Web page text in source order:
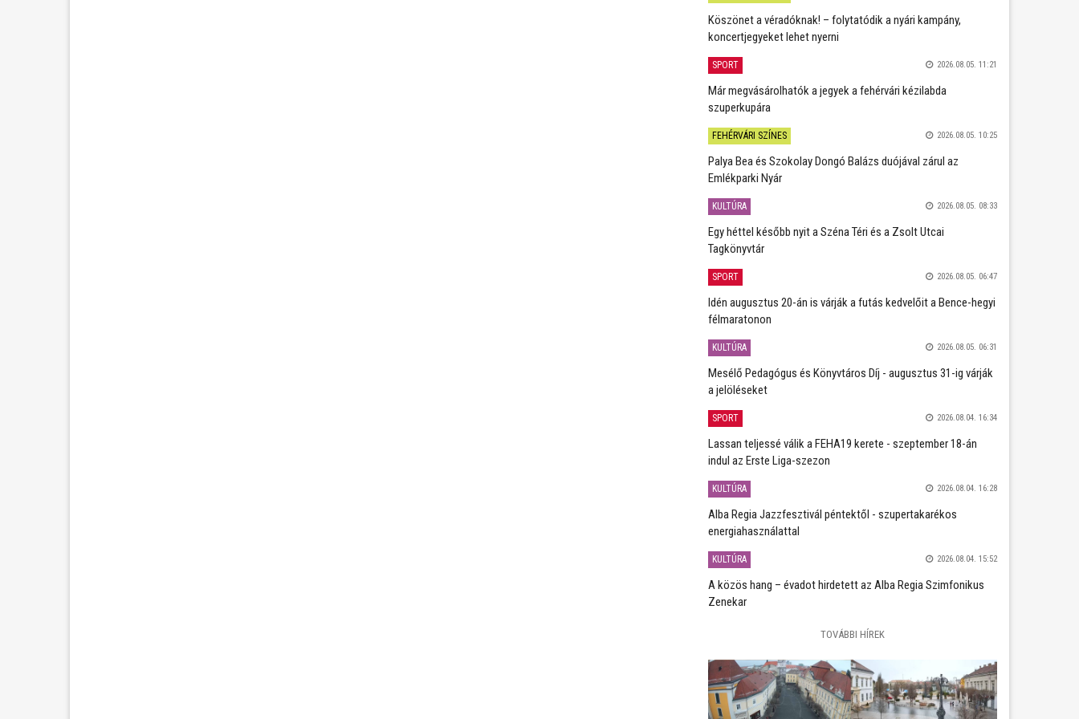
Köszönet a véradóknak! – folytatódik a nyári kampány,
koncertjegyeket lehet nyerni
SPORT 2026.08.05. 11:21
Már megvásárolhatók a jegyek a fehérvári kézilabda
szuperkupára
FEHÉRVÁRI SZÍNES 2026.08.05. 10:25
Palya Bea és Szokolay Dongó Balázs duójával zárul az
Emlékparki Nyár
KULTÚRA 2026.08.05. 08:33
Egy héttel később nyit a Széna Téri és a Zsolt Utcai
Tagkönyvtár
SPORT 2026.08.05. 06:47
Idén augusztus 20-án is várják a futás kedvelőit a Bence-hegyi
félmaratonon
KULTÚRA 2026.08.05. 06:31
Mesélő Pedagógus és Könyvtáros Díj - augusztus 31-ig várják
a jelöléseket
SPORT 2026.08.04. 16:34
Lassan teljessé válik a FEHA19 kerete - szeptember 18-án
indul az Erste Liga-szezon
KULTÚRA 2026.08.04. 16:28
Alba Regia Jazzfesztivál péntektől - szupertakarékos
energiahasználattal
KULTÚRA 2026.08.04. 15:52
A közös hang – évadot hirdetett az Alba Regia Szimfonikus
Zenekar
TOVÁBBI HÍREK